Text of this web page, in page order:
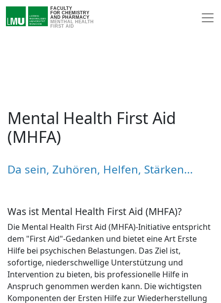
FACULTY
FOR CHEMISTRY
AND PHARMACY
MENTHAL HEALTH
FIRST AID
Mental Health First Aid
(MHFA)
Da sein, Zuhören, Helfen, Stärken...
Was ist Mental Health First Aid (MHFA)?
Die Mental Health First Aid (MHFA)-Initiative entspricht
dem "First Aid"-Gedanken und bietet eine Art Erste
Hilfe bei psychischen Belastungen. Das Ziel ist,
sofortige, niederschwellige Unterstützung und
Intervention zu bieten, bis professionelle Hilfe in
Anspruch genommen werden kann. Die wichtigsten
Komponenten der Ersten Hilfe zur Wiederherstellung